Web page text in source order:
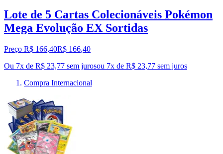
Lote de 5 Cartas Colecionáveis Pokémon
Mega Evolução EX Sortidas
Preço R$ 166,40R$ 166,40
Ou 7x de R$ 23,77 sem jurosou 7x de R$ 23,77 sem juros
Compra Internacional